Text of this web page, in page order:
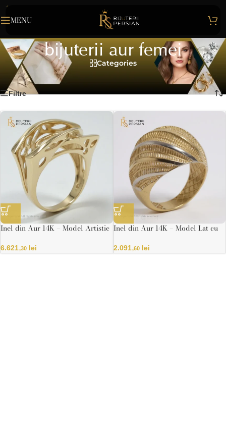
MENU
bijuterii aur femei
Categories
Home>bijuterii aur femei Afișez toate cele 2 rezultate
Filtre
Inel din Aur 14K – Model Artistic
6.621,30 lei
Inel din Aur 14K – Model Lat cu
2.091,60lei